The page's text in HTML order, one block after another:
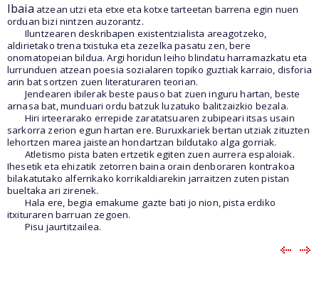
Ibaia atzean utzi eta etxe eta kotxe tarteetan barrena egin nuen
orduan bizi nintzen auzorantz.
Iluntzearen deskribapen existentzialista areagotzeko,
aldirietako trena txistuka eta zezelka pasatu zen, bere
onomatopeian bildua. Argi horidun leiho blindatu harramazkatu eta
lurrunduen atzean poesia sozialaren topiko guztiak karraio, disforia
arin bat sortzen zuen literaturaren teorian.
Jendearen ibilerak beste pauso bat zuen inguru hartan, beste
arnasa bat, munduari ordu batzuk luzatuko balitzaizkio bezala.
Hiri irteerarako errepide zaratatsuaren zubipeari itsas usain
sarkorra zerion egun hartan ere. Buruxkariek bertan utziak zituzten
lehortzen marea jaistean hondartzan bildutako alga gorriak.
Atletismo pista baten ertzetik egiten zuen aurrera espaloiak.
Ihesetik eta ehizatik zetorren baina orain denboraren kontrakoa
bilakatutako alferrikako korrikaldiarekin jarraitzen zuten pistan
bueltaka ari zirenek.
Hala ere, begia emakume gazte bati jo nion, pista erdiko
itxituraren barruan zegoen.
Pisu jaurtitzailea.